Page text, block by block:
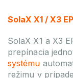
SolaX X1 / X3
SolaX X1 a X3
prepínacia
systému
režimu v